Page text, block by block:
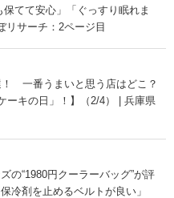
てて安心」「ぐっすり眠れま
リサーチ：2ページ目
一番うまいと思う店はどこ？
ーキの日」！】（2/4） | 兵庫県
の“1980円クーラーバッグ”が評
冷剤を止めるベルトが良い」